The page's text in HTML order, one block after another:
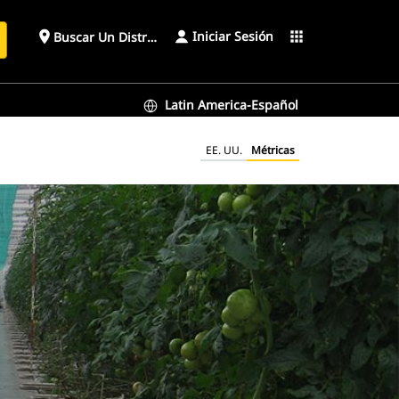
place Buscar Un Distribuidor Iniciar Sesión apps
Latin America-Español
EE. UU. Métricas